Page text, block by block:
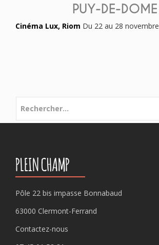
PUY-DE-DOME
Cinéma Lux, Riom Du 22 au 28 novembre
PLEIN CHAMP
Pôle 22 bis impasse Bonnabaud
63000 Clermont-Ferrand
Contactez-nous